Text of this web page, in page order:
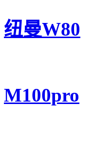
纽曼W80
M100pro